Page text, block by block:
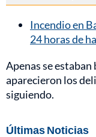
Incendio en
24 horas de
Apenas se
aparecieron los
siguiendo.
Últimas Noticias